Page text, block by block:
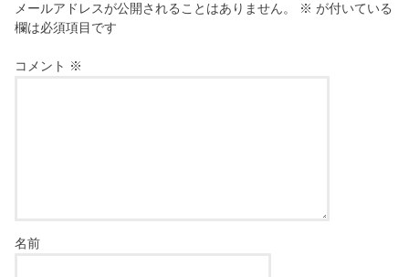
メールアドレスが公開されることはありません。 ※ が付いている
欄は必須項目です
コメント ※
名前